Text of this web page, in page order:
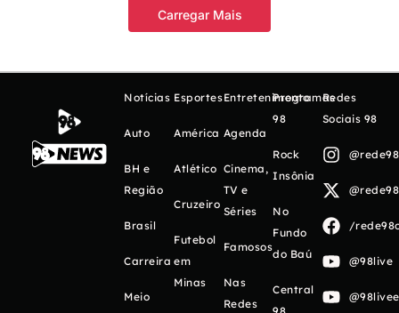
Carregar Mais
Notícias
Auto
BH e
Região
Brasil
Carreira
Meio
Esportes
América
Atlético
Cruzeiro
Futebol
em
Minas
Entretenimento
Agenda
Cinema,
TV e
Séries
Famosos
Nas
Redes
Programas
98
Rock
Insônia
No
Fundo
do Baú
Central
Redes
Sociais 98
/
@98live